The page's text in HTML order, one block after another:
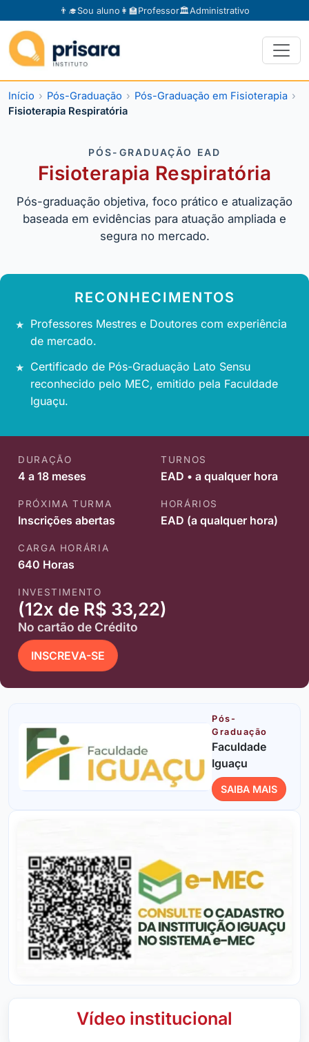
👨‍🎓Sou aluno 👩‍🏫Professor🏛️Administrativo
Início Pós-Graduação
Pós-Graduação em Fisioterapia
Fisioterapia Respiratória
PÓS-GRADUAÇÃO EAD
Fisioterapia Respiratória
Pós-graduação objetiva, foco prático e atualização
baseada em evidências para atuação ampliada e
segura no mercado.
RECONHECIMENTOS
Professores Mestres e Doutores com experiência
de mercado.
Certificado de Pós-Graduação Lato Sensu
reconhecido pelo MEC, emitido pela Faculdade
Iguaçu.
DURAÇÃO
4 a 18 meses
TURNOS
EAD • a qualquer hora
PRÓXIMA TURMA
Inscrições abertas
HORÁRIOS
EAD (a qualquer hora)
CARGA HORÁRIA
640 Horas
INVESTIMENTO
(12x de R$ 33,22)
No cartão de Crédito
INSCREVA-SE
Pós-
Graduação
Faculdade
Iguaçu
SAIBA MAIS
Vídeo institucional